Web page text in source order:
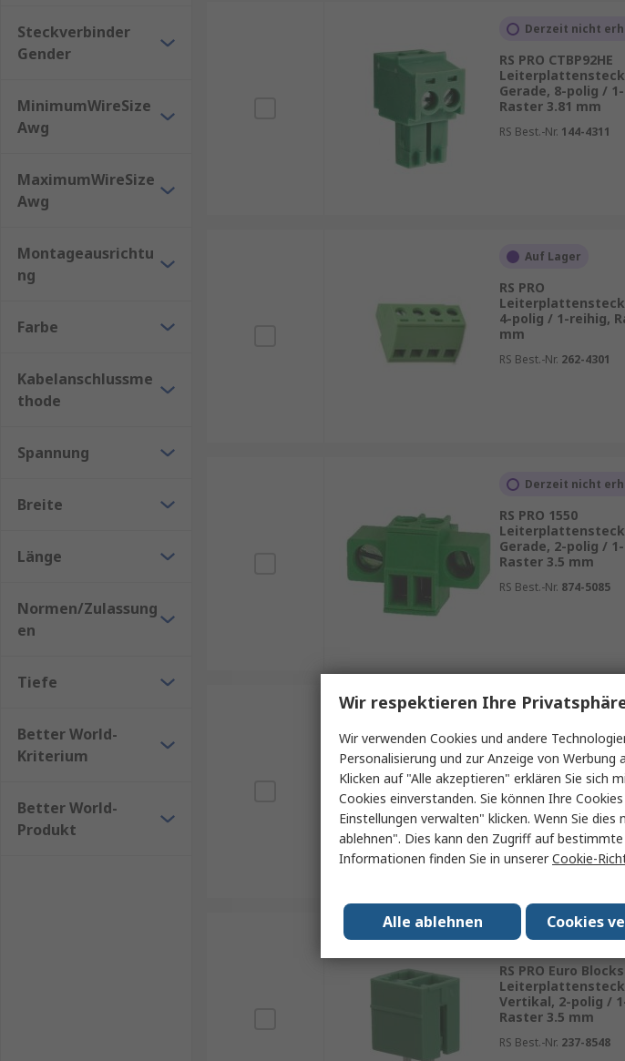
Umgebung und Schutz
: Je nach Umgebung, in der die Steckverbinder eingesetzt
Staub entscheidend sein.
: Wählen Sie Steckverbinder von
langlebig sind.
Steckverbinder
Gender
MinimumWireSize
Awg
MaximumWireSize
Awg
Montageausrichtu
ng
Farbe
Kabelanschlussme
thode
Spannung
Breite
Länge
Normen/Zulassung
en
Tiefe
Better World-
Kriterium
Better World-
Produkt
Derzeit nicht
RS PRO CTBP92HE
Gerade, 8-polig /
Raster 3.81 mm
RS Best.-Nr. 144-4311
Auf Lager
RS PRO
4-polig / 1-reihig,
mm
RS Best.-Nr. 262-4301
Derzeit nicht
RS PRO 1550
Gerade, 2-polig /
Raster 3.5 mm
RS Best.-Nr. 874-5085
Wird eingestellt
RS PRO CTBP
gewinkelt, 3-polig
Raster 3.5 mm
RS Best.-Nr.144-4326
Vorübergehend
RS PRO Euro Blocks
Vertikal, 2-polig /
Raster 3.5 mm
RS Best.-Nr. 237-8548
Wir respektieren Ihre
Wir verwenden Cookies und andere
Personalisierung und zur Anzeige von
Klicken auf "Alle akzeptieren" erklären Sie sich
Cookies einverstanden. Sie können Ihre
Einstellungen verwalten" klicken. Wenn Sie
ablehnen". Dies kann den Zugriff auf
Informationen finden Sie in unsererCookie-
Cookies
Alle ablehnen